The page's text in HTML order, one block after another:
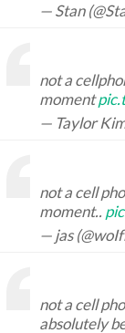
— Stan
not a
moment
— Taylor
not a cell
moment..
— jas
not a cell
absolutely